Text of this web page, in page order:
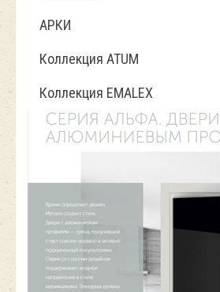
АРКИ
Коллекция ATUM
Коллекция EMALEX